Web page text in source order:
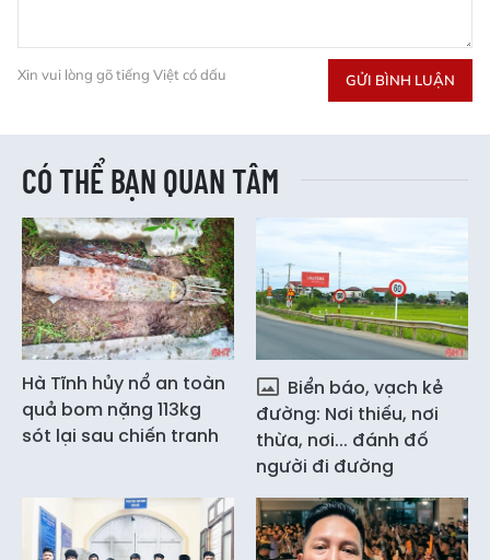
Xin vui lòng gõ tiếng Việt có dấu GỬI BÌNH LUẬN
CÓ THỂ BẠN QUAN TÂM
Hà Tĩnh hủy nổ an toàn
quả bom nặng 113kg
sót lại sau chiến tranh
Biển báo, vạch kẻ
đường: Nơi thiếu, nơi
thừa, nơi... đánh đố
người đi đường